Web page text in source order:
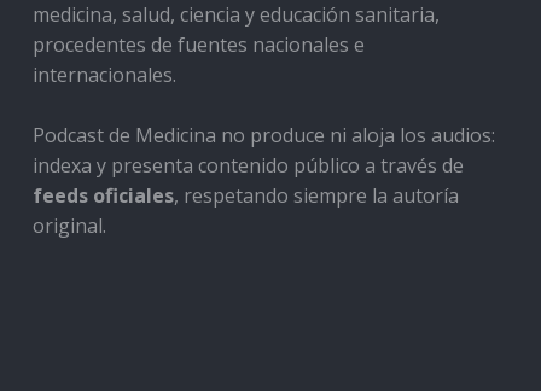
medicina, salud, ciencia y educación sanitaria,
procedentes de fuentes nacionales e
internacionales.
Podcast de Medicina no produce ni aloja los audios:
indexa y presenta contenido público a través de
feeds oficiales, respetando siempre la autoría
original.